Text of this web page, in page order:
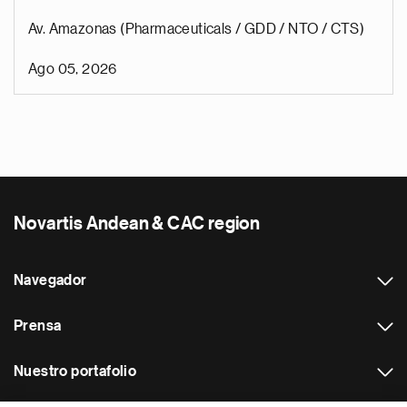
Av. Amazonas (Pharmaceuticals / GDD / NTO / CTS)
Ago 05, 2026
Novartis Andean & CAC region
Navegador
Prensa
Nuestro portafolio